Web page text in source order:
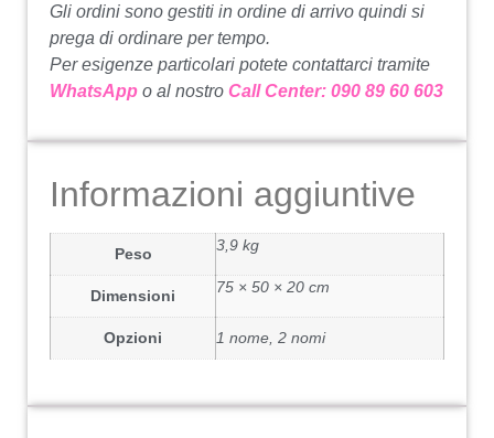
Gli ordini sono gestiti in ordine di arrivo quindi si
prega di ordinare per tempo.
Per esigenze particolari potete contattarci tramite
WhatsApp o al nostro Call Center: 090 89 60 603
Informazioni aggiuntive
Peso 3,9 kg
Dimensioni 75 × 50 × 20 cm
Opzioni 1 nome, 2 nomi